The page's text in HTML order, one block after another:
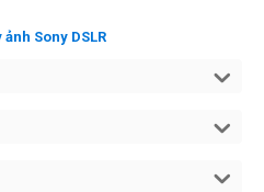
ảnh Sony DSLR